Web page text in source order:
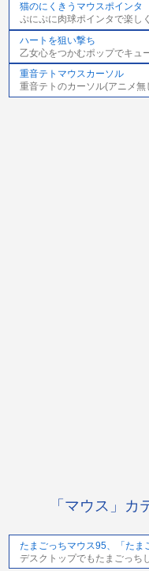
猫のにくきうマウスポインタ
ぷにぷに肉球ポインタで楽し
ハートを狙い撃ち
乙女心をつかむポップでキュ
重音テトマウスカーソル
重音テトのカーソル(アニメ無
「マウス」
たまごっちマウス95、「たま
デスクトップでもたまごっち